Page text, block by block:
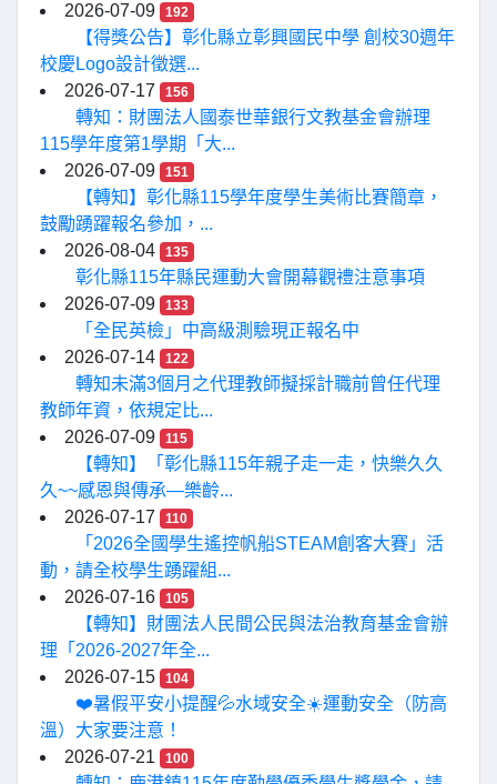
2026-07-09
192
【得獎公告】彰化縣立彰興國民中學 創校30週年
校慶Logo設計徵選...
2026-07-17
156
轉知：財團法人國泰世華銀行文教基金會辦理
115學年度第1學期「大...
2026-07-09
151
【轉知】彰化縣115學年度學生美術比賽簡章，
鼓勵踴躍報名參加，...
2026-08-04
135
彰化縣115年縣民運動大會開幕觀禮注意事項
2026-07-09
133
「全民英檢」中高級測驗現正報名中
2026-07-14
122
轉知未滿3個月之代理教師擬採計職前曾任代理
教師年資，依規定比...
2026-07-09
115
【轉知】「彰化縣115年親子走一走，快樂久久
久~~感恩與傳承—樂齡...
2026-07-17
110
「2026全國學生遙控帆船STEAM創客大賽」活
動，請全校學生踴躍組...
2026-07-16
105
【轉知】財團法人民間公民與法治教育基金會辦
理「2026-2027年全...
2026-07-15
104
❤️暑假平安小提醒💦水域安全☀️運動安全（防高
溫）大家要注意！
2026-07-21
100